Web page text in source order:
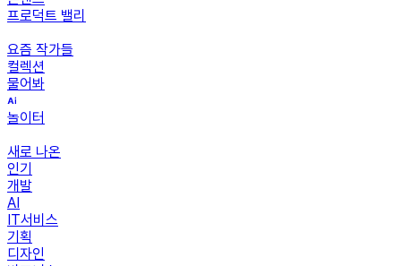
프로덕트 밸리
요즘 작가들
컬렉션
물어봐
놀이터
새로 나온
인기
개발
AI
IT서비스
기획
디자인